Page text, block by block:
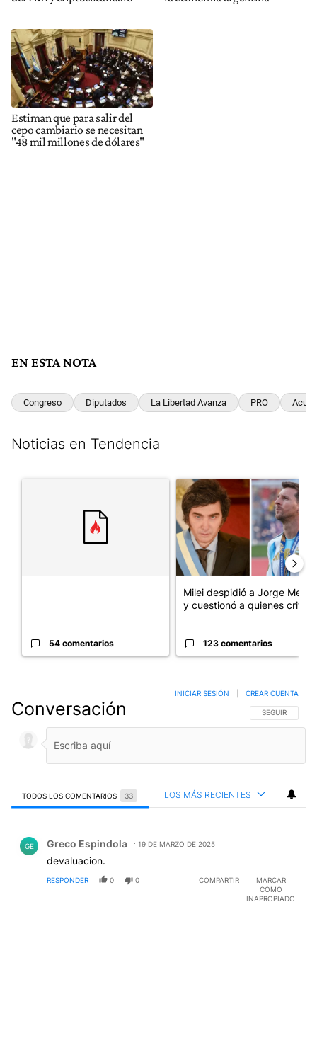
Estiman que para salir del
cepo cambiario se necesitan
"48 mil millones de dólares"
EN ESTA NOTA
Congreso Diputados La Libertad Avanza PRO
Noticias en Tendencia
Un artículo de tendencia con el título "" con 54 comentarios.
54 comentarios
Un artículo de tendencia con
Milei despidió a Jorge Messi
y cuestionó a quienes crit...
123 comentarios
Conversación SIGA ESTA
SEGUIR
INICIAR SESIÓN CREAR CUENTA
TODOS LOS COMENTARIOS 33 LOS MÁS RECIENTES
GE Greco Espindola 19 DE MARZO DE 2025
devaluacion.
RESPONDER 0 0 COMPARTIR
MARCAR
COMO
INAPROPIADO